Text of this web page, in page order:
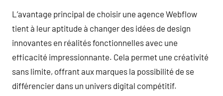
L’avantage principal de choisir une agence Webflow
tient à leur aptitude à changer des idées de design
innovantes en réalités fonctionnelles avec une
efficacité impressionnante. Cela permet une créativité
sans limite, offrant aux marques la possibilité de se
différencier dans un univers digital compétitif.